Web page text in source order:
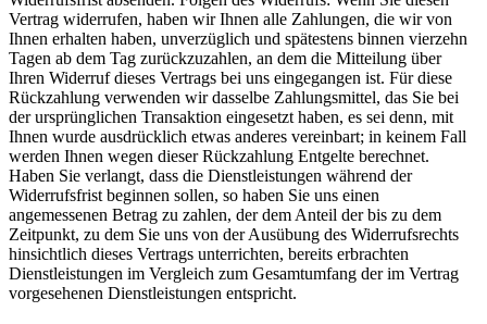
Vertrag widerrufen, haben wir Ihnen alle Zahlungen, die wir von
Ihnen erhalten haben, unverzüglich und spätestens binnen vierzehn
Tagen ab dem Tag zurückzuzahlen, an dem die Mitteilung über
Ihren Widerruf dieses Vertrags bei uns eingegangen ist. Für diese
Rückzahlung verwenden wir dasselbe Zahlungsmittel, das Sie bei
der ursprünglichen Transaktion eingesetzt haben, es sei denn, mit
Ihnen wurde ausdrücklich etwas anderes vereinbart; in keinem Fall
werden Ihnen wegen dieser Rückzahlung Entgelte berechnet.
Haben Sie verlangt, dass die Dienstleistungen während der
Widerrufsfrist beginnen sollen, so haben Sie uns einen
angemessenen Betrag zu zahlen, der dem Anteil der bis zu dem
Zeitpunkt, zu dem Sie uns von der Ausübung des Widerrufsrechts
hinsichtlich dieses Vertrags unterrichten, bereits erbrachten
Dienstleistungen im Vergleich zum Gesamtumfang der im Vertrag
vorgesehenen Dienstleistungen entspricht.